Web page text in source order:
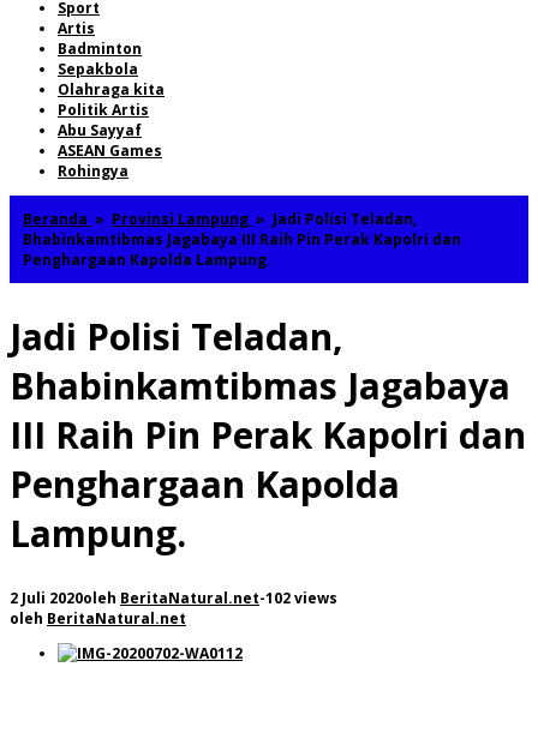
Sport
Artis
Badminton
Sepakbola
Olahraga kita
Politik Artis
Abu Sayyaf
ASEAN Games
Rohingya
Beranda » Provinsi Lampung » Jadi Polisi Teladan,
Bhabinkamtibmas Jagabaya III Raih Pin Perak Kapolri dan
Penghargaan Kapolda Lampung.
Jadi Polisi Teladan,
Bhabinkamtibmas Jagabaya
III Raih Pin Perak Kapolri dan
Penghargaan Kapolda
Lampung.
2 Juli 2020oleh BeritaNatural.net-102 views
oleh BeritaNatural.net